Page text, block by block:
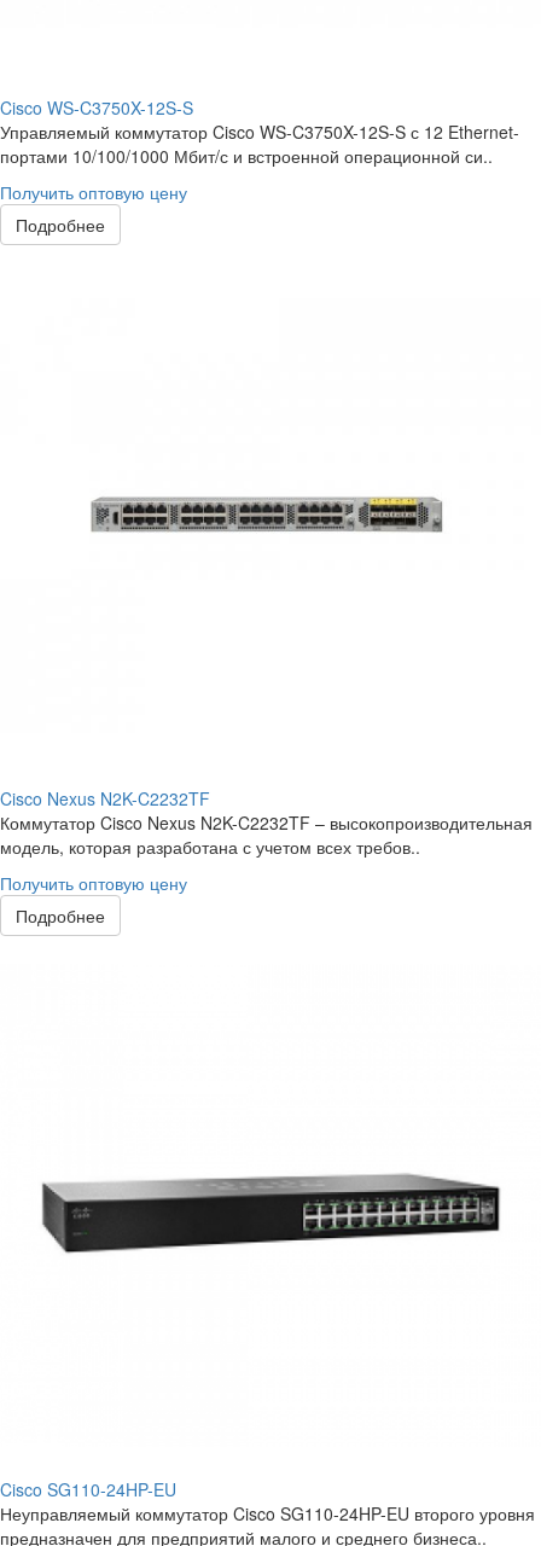
Cisco WS-C3750X-12S-S
Управляемый коммутатор Cisco WS-C3750X-12S-S с 12 Ethernet-
портами 10/100/1000 Мбит/с и встроенной операционной си..
Получить оптовую цену
Подробнее
Cisco Nexus N2K-C2232TF
Коммутатор Cisco Nexus N2K-C2232TF – высокопроизводительная
модель, которая разработана с учетом всех требов..
Получить оптовую цену
Подробнее
Cisco SG110-24HP-EU
Неуправляемый коммутатор Cisco SG110-24HP-EU второго уровня
предназначен для предприятий малого и среднего бизнеса..